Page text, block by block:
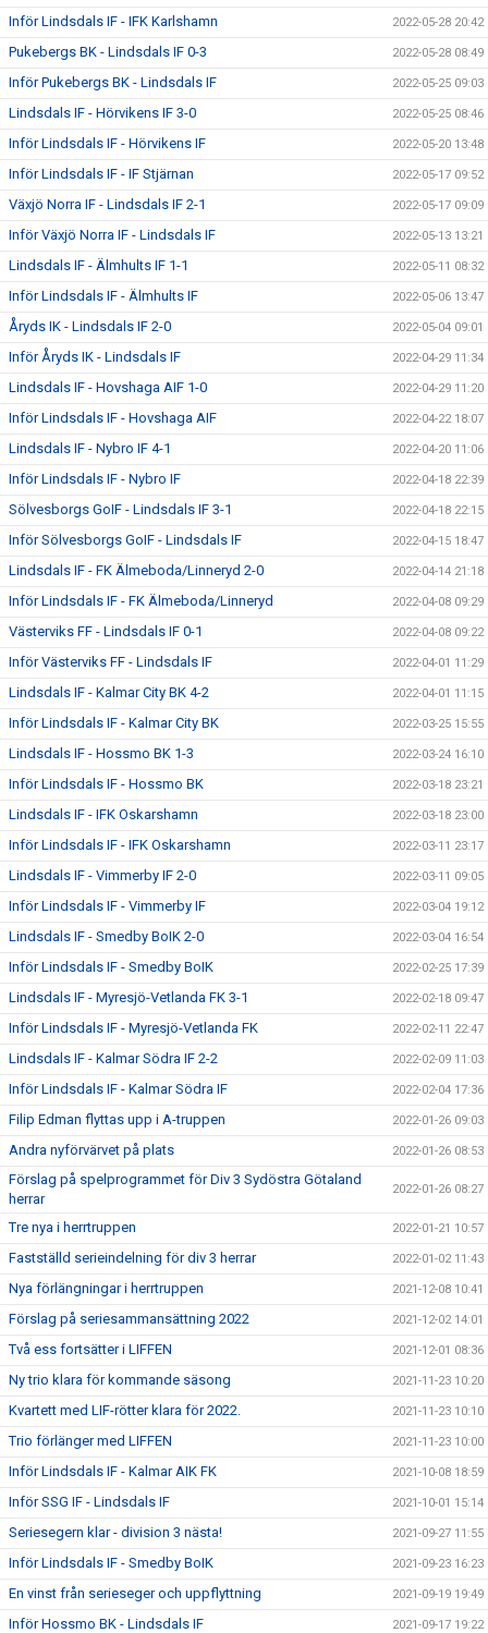
Inför Lindsdals IF - IFK Karlshamn 2022-05-28 20:42
Pukebergs BK - Lindsdals IF 0-3 2022-05-28 08:49
Inför Pukebergs BK - Lindsdals IF 2022-05-25 09:03
Lindsdals IF - Hörvikens IF 3-0 2022-05-25 08:46
Inför Lindsdals IF - Hörvikens IF 2022-05-20 13:48
Inför Lindsdals IF - IF Stjärnan 2022-05-17 09:52
Växjö Norra IF - Lindsdals IF 2-1 2022-05-17 09:09
Inför Växjö Norra IF - Lindsdals IF 2022-05-13 13:21
Lindsdals IF - Älmhults IF 1-1 2022-05-11 08:32
Inför Lindsdals IF - Älmhults IF 2022-05-06 13:47
Åryds IK - Lindsdals IF 2-0 2022-05-04 09:01
Inför Åryds IK - Lindsdals IF 2022-04-29 11:34
Lindsdals IF - Hovshaga AIF 1-0 2022-04-29 11:20
Inför Lindsdals IF - Hovshaga AIF 2022-04-22 18:07
Lindsdals IF - Nybro IF 4-1 2022-04-20 11:06
Inför Lindsdals IF - Nybro IF 2022-04-18 22:39
Sölvesborgs GoIF - Lindsdals IF 3-1 2022-04-18 22:15
Inför Sölvesborgs GoIF - Lindsdals IF 2022-04-15 18:47
Lindsdals IF - FK Älmeboda/Linneryd 2-0 2022-04-14 21:18
Inför Lindsdals IF - FK Älmeboda/Linneryd 2022-04-08 09:29
Västerviks FF - Lindsdals IF 0-1 2022-04-08 09:22
Inför Västerviks FF - Lindsdals IF 2022-04-01 11:29
Lindsdals IF - Kalmar City BK 4-2 2022-04-01 11:15
Inför Lindsdals IF - Kalmar City BK 2022-03-25 15:55
Lindsdals IF - Hossmo BK 1-3 2022-03-24 16:10
Inför Lindsdals IF - Hossmo BK 2022-03-18 23:21
Lindsdals IF - IFK Oskarshamn 2022-03-18 23:00
Inför Lindsdals IF - IFK Oskarshamn 2022-03-11 23:17
Lindsdals IF - Vimmerby IF 2-0 2022-03-11 09:05
Inför Lindsdals IF - Vimmerby IF 2022-03-04 19:12
Lindsdals IF - Smedby BoIK 2-0 2022-03-04 16:54
Inför Lindsdals IF - Smedby BoIK 2022-02-25 17:39
Lindsdals IF - Myresjö-Vetlanda FK 3-1 2022-02-18 09:47
Inför Lindsdals IF - Myresjö-Vetlanda FK 2022-02-11 22:47
Lindsdals IF - Kalmar Södra IF 2-2 2022-02-09 11:03
Inför Lindsdals IF - Kalmar Södra IF 2022-02-04 17:36
Filip Edman flyttas upp i A-truppen 2022-01-26 09:03
Andra nyförvärvet på plats 2022-01-26 08:53
Förslag på spelprogrammet för Div 3 Sydöstra Götaland
herrar
2022-01-26 08:27
Tre nya i herrtruppen 2022-01-21 10:57
Fastställd serieindelning för div 3 herrar 2022-01-02 11:43
Nya förlängningar i herrtruppen 2021-12-08 10:41
Förslag på seriesammansättning 2022 2021-12-02 14:01
Två ess fortsätter i LIFFEN 2021-12-01 08:36
Ny trio klara för kommande säsong 2021-11-23 10:20
Kvartett med LIF-rötter klara för 2022. 2021-11-23 10:10
Trio förlänger med LIFFEN 2021-11-23 10:00
Inför Lindsdals IF - Kalmar AIK FK 2021-10-08 18:59
Inför SSG IF - Lindsdals IF 2021-10-01 15:14
Seriesegern klar - division 3 nästa! 2021-09-27 11:55
Inför Lindsdals IF - Smedby BoIK 2021-09-23 16:23
En vinst från serieseger och uppflyttning 2021-09-19 19:49
Inför Hossmo BK - Lindsdals IF 2021-09-17 19:22